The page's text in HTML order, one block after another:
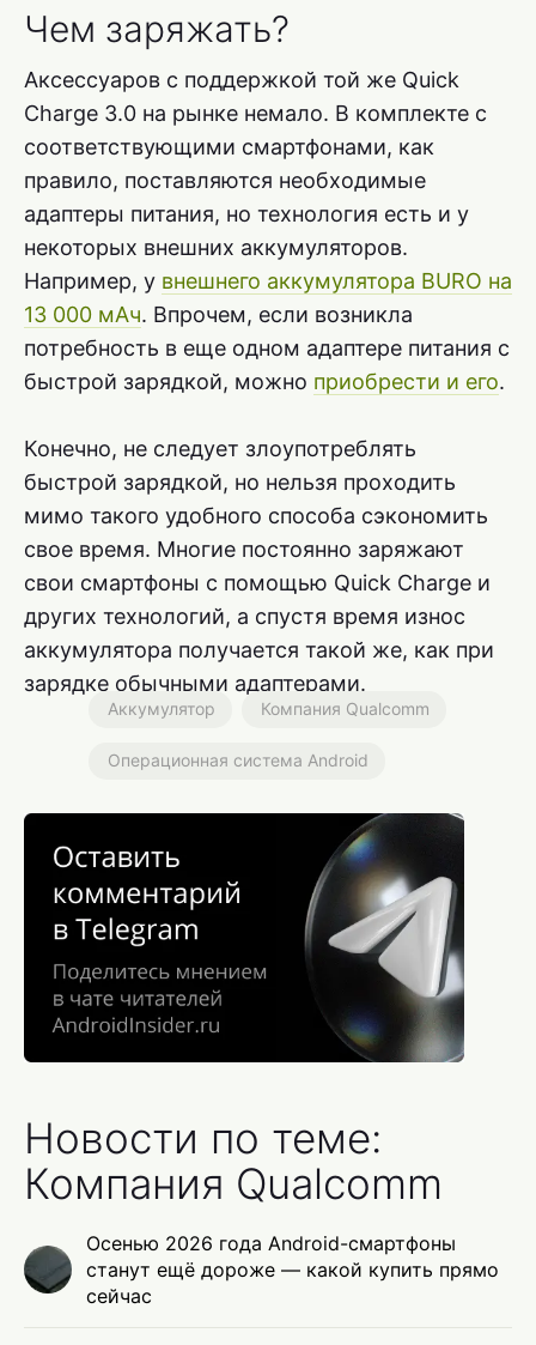
Чем заряжать?
Аксессуаров с поддержкой той же Quick
Charge 3.0 на рынке немало. В комплекте с
соответствующими смартфонами, как
правило, поставляются необходимые
адаптеры питания, но технология есть и у
некоторых внешних аккумуляторов.
Например, у внешнего аккумулятора BURO на
13 000 мАч. Впрочем, если возникла
потребность в еще одном адаптере питания с
быстрой зарядкой, можно приобрести и его.
Конечно, не следует злоупотреблять
быстрой зарядкой, но нельзя проходить
мимо такого удобного способа сэкономить
свое время. Многие постоянно заряжают
свои смартфоны с помощью Quick Charge и
других технологий, а спустя время износ
аккумулятора получается такой же, как при
зарядке обычными адаптерами.
Аккумулятор Компания Qualcomm
Операционная система Android
Новости по теме:
Компания Qualcomm
Осенью 2026 года Android-смартфоны
станут ещё дороже — какой купить прямо
сейчас